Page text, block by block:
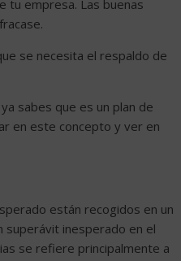
tu empresa. Las buenas
se necesita el respaldo de
sabes que es un plan de
en este concepto y ver en
están recogidos en un
superávit inesperado en el
se refiere principalmente a